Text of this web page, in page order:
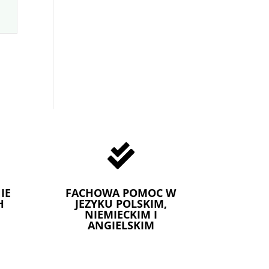

FACHOWA POMOC W
JEZYKU POLSKIM,
NIEMIECKIM I
ANGIELSKIM